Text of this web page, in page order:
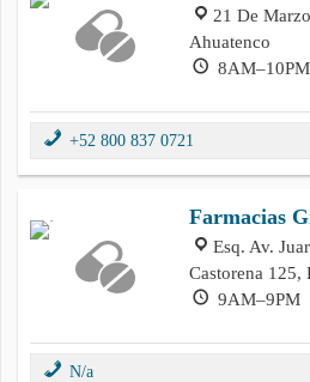
21 De
Ahuatenco
8AM–10PM
+52 800 837 0721
Farmacias
Esq. Av.
Castorena 125,
9AM–9PM
N/a